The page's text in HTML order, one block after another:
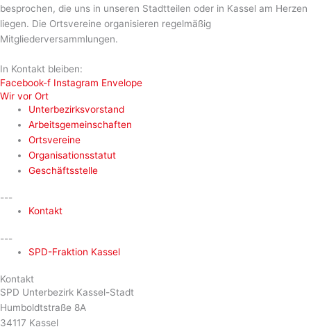
besprochen, die uns in unseren Stadtteilen oder in Kassel am Herzen
liegen. Die Ortsvereine organisieren regelmäßig
Mitgliederversammlungen.
In Kontakt bleiben:
Facebook-f Instagram Envelope
Wir vor Ort
Unterbezirksvorstand
Arbeitsgemeinschaften
Ortsvereine
Organisationsstatut
Geschäftsstelle
---
Kontakt
---
SPD-Fraktion Kassel
Kontakt
SPD Unterbezirk Kassel-Stadt
Humboldtstraße 8A
34117 Kassel